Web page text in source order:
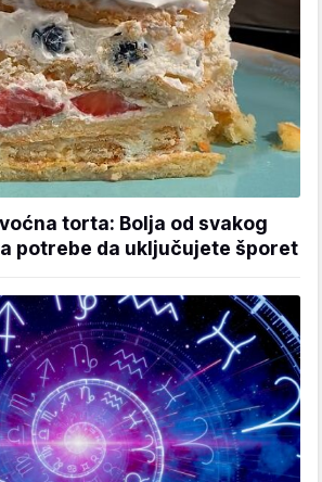
torta: Bolja od svakog
potrebe da uključujete šporet